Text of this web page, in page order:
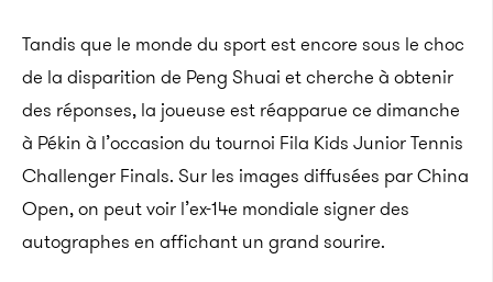
Tandis que le monde du sport est encore sous le choc
de la disparition de Peng Shuai et cherche à obtenir
des réponses, la joueuse est réapparue ce dimanche
à Pékin à l’occasion du tournoi Fila Kids Junior Tennis
Challenger Finals. Sur les images diffusées par China
Open, on peut voir l’ex-14e mondiale signer des
autographes en affichant un grand sourire.